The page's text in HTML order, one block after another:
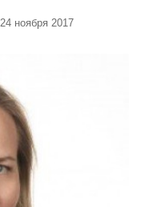
24 ноября 2017